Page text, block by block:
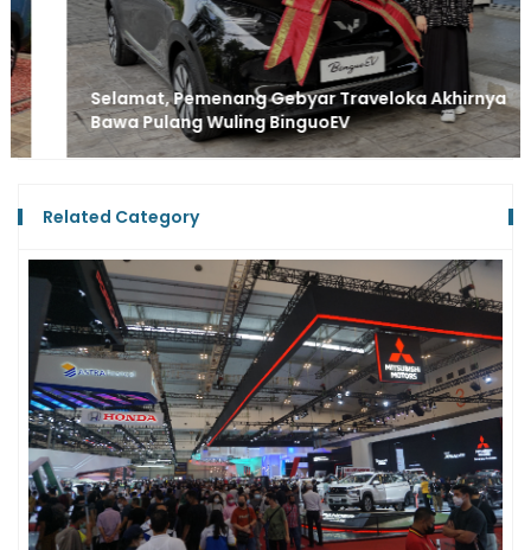
Selamat, Pemenang Gebyar Traveloka Akhirnya
Bawa Pulang Wuling BinguoEV
Related Category